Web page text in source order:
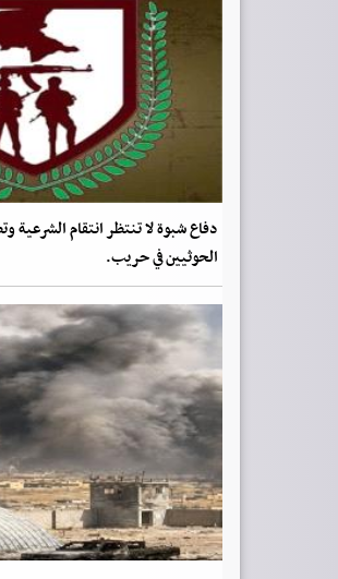
دفاع شبوة لا تنتظر انتقام
الحوثيين في حريب.